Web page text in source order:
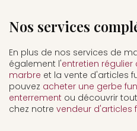
Nos services
En plus de nos services de
également l'entretien
marbre et la vente d'articles
pouvez acheter une gerbe
enterrement ou découvrir
chez notre vendeur d'articles